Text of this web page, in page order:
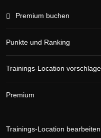
Premium buchen
Punkte und Ranking
Trainings-Location
Premium
Trainings-Location bearbeiten